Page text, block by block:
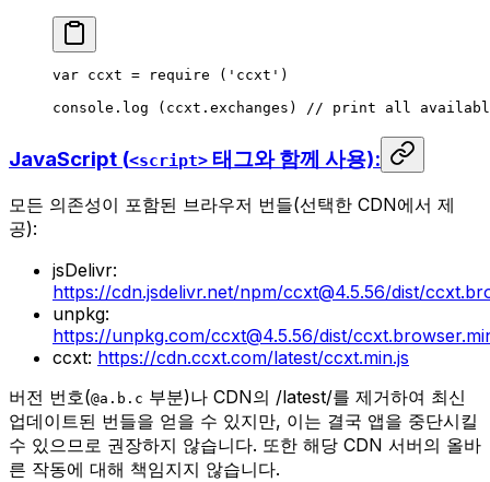
var ccxt = require ( 'ccxt' )
console. log (ccxt.exchanges) // print all available
JavaScript (<script> 태그와 함께 사용):
모든 의존성이 포함된 브라우저 번들(선택한 CDN에서 제
공):
jsDelivr:
https://cdn.jsdelivr.net/npm/ccxt@4.5.56/dist/
unpkg:
https://unpkg.com/ccxt@4.5.56/dist/
ccxt: https://cdn.ccxt.com/latest/ccxt.min.js
버전 번호(@a.b.c 부분)나 CDN의 /latest/를 제거하여 최신
업데이트된 번들을 얻을 수 있지만, 이는 결국 앱을 중단시킬
수 있으므로 권장하지 않습니다. 또한 해당 CDN 서버의 올바
른 작동에 대해 책임지지 않습니다.